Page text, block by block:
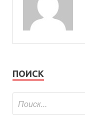
ПОИСК